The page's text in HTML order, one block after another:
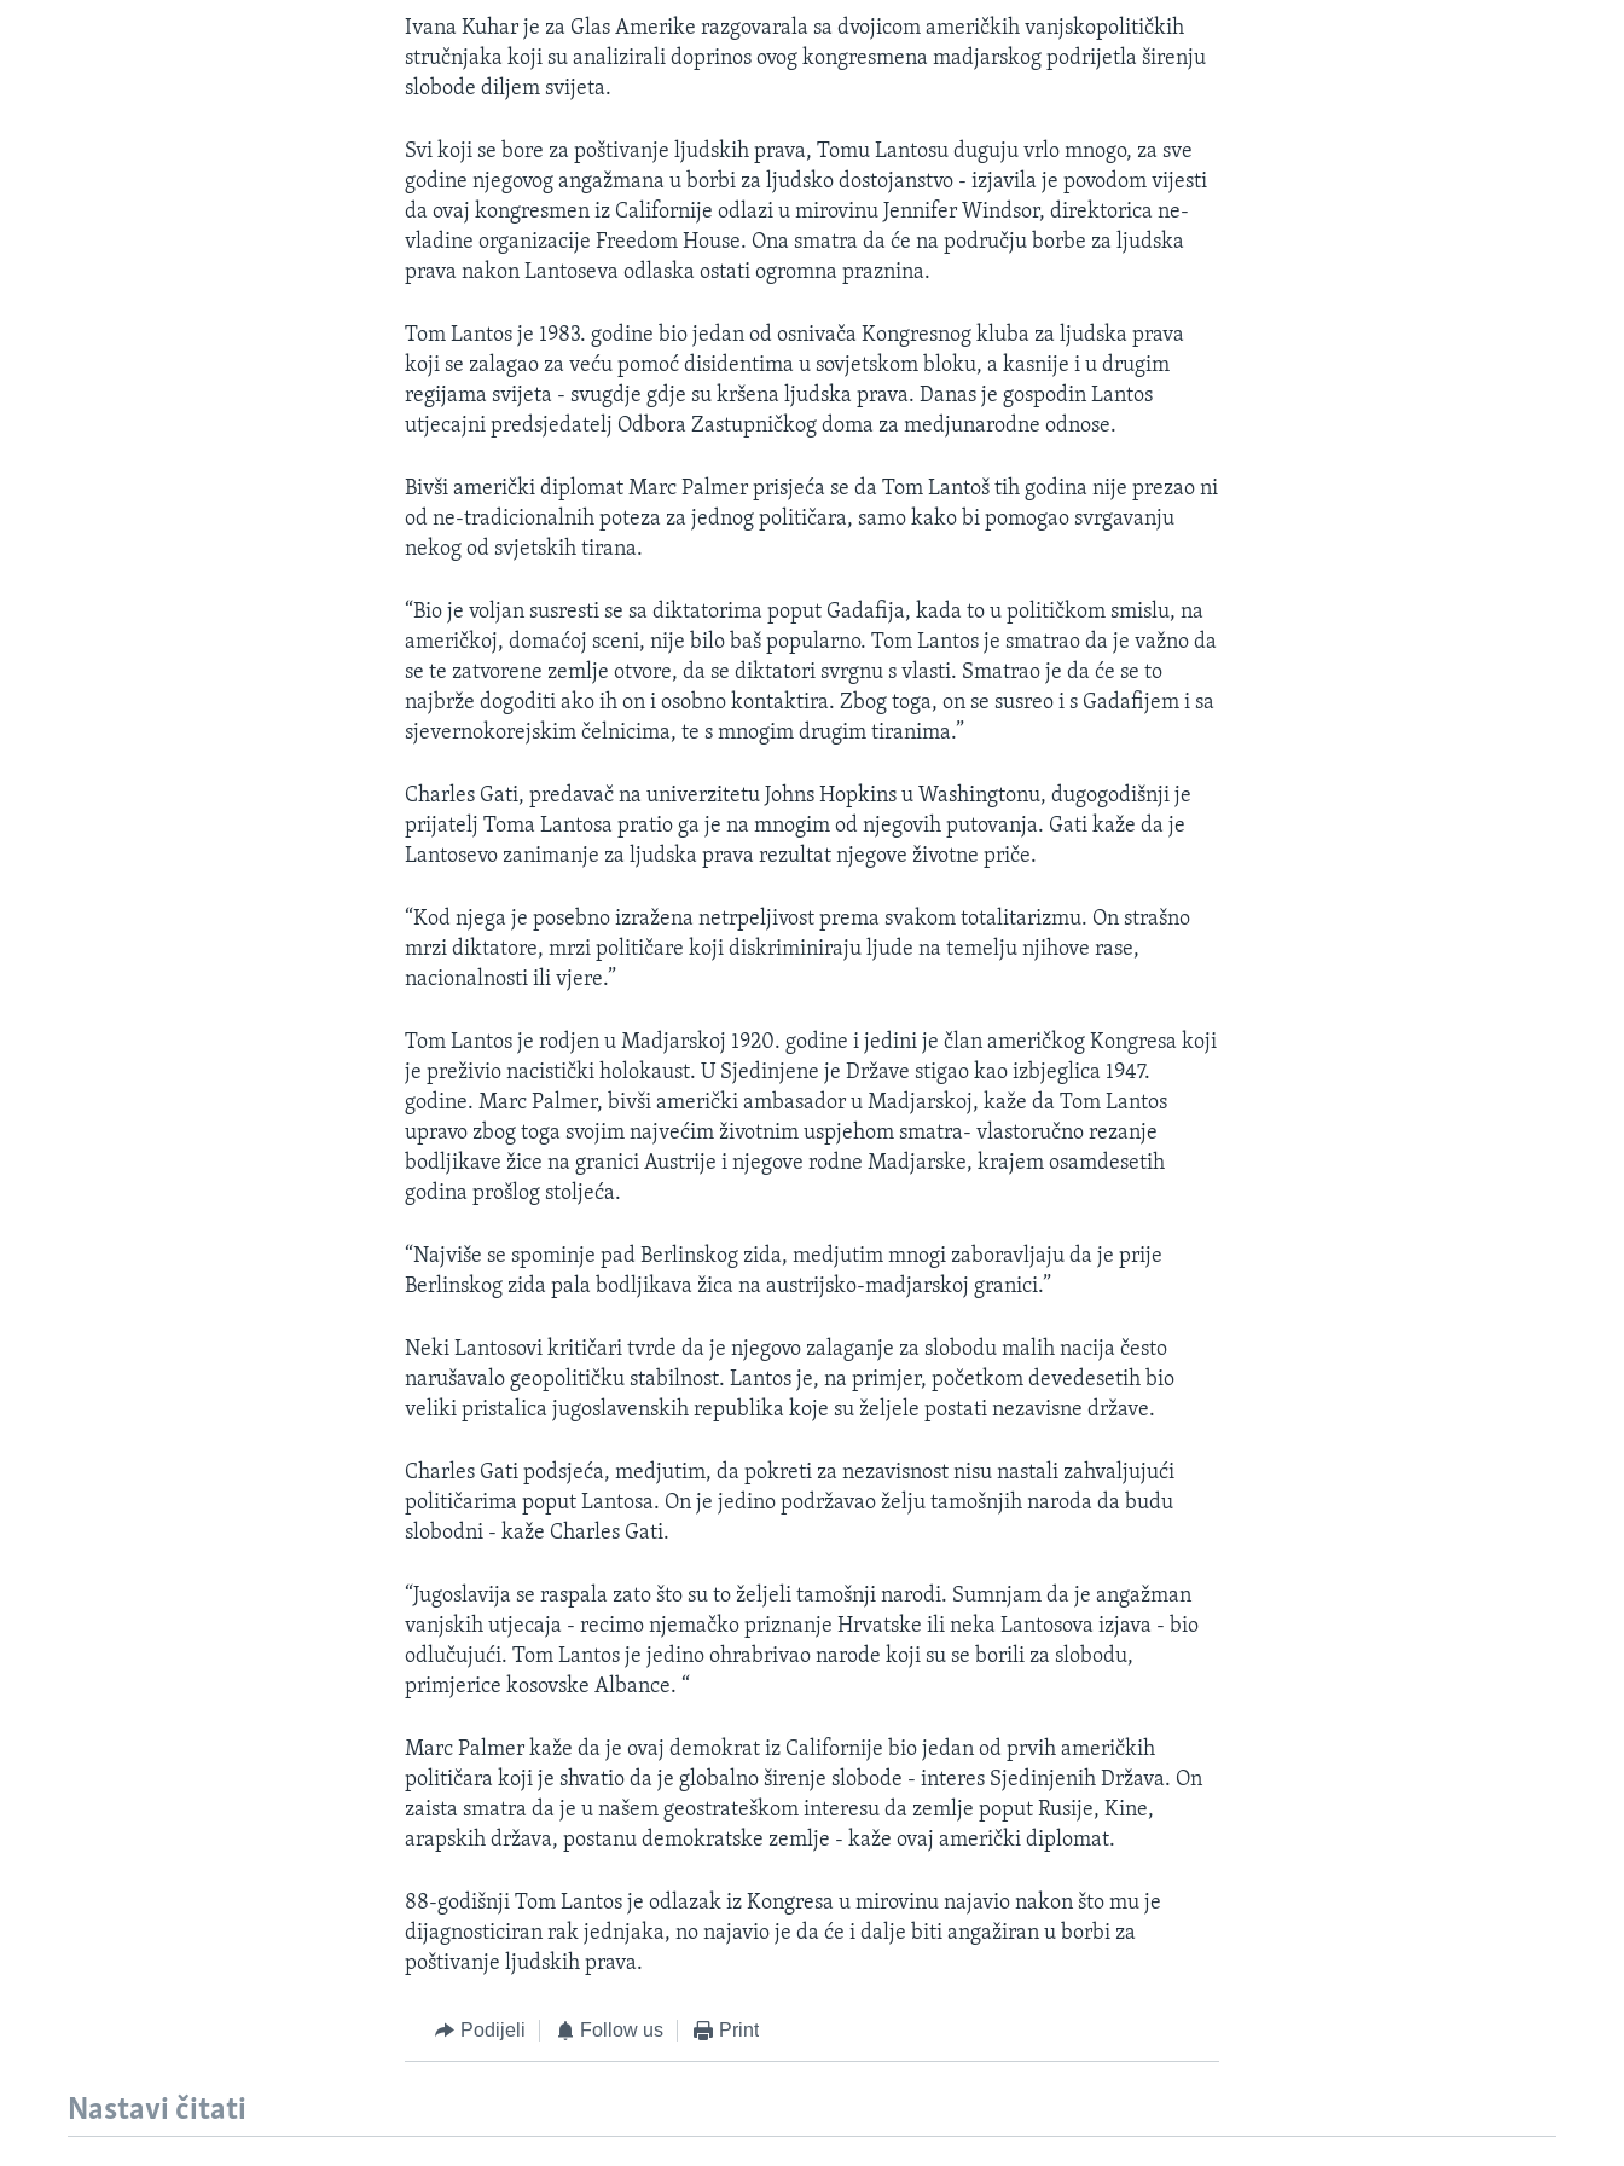
Ivana Kuhar je za Glas Amerike razgovarala sa dvojicom američkih vanjskopolitičkih
stručnjaka koji su analizirali doprinos ovog kongresmena madjarskog podrijetla širenju
slobode diljem svijeta.
Svi koji se bore za poštivanje ljudskih prava, Tomu Lantosu duguju vrlo mnogo, za sve
godine njegovog angažmana u borbi za ljudsko dostojanstvo - izjavila je povodom vijesti
da ovaj kongresmen iz Californije odlazi u mirovinu Jennifer Windsor, direktorica ne-
vladine organizacije Freedom House. Ona smatra da će na području borbe za ljudska
prava nakon Lantoseva odlaska ostati ogromna praznina.
Tom Lantos je 1983. godine bio jedan od osnivača Kongresnog kluba za ljudska prava
koji se zalagao za veću pomoć disidentima u sovjetskom bloku, a kasnije i u drugim
regijama svijeta - svugdje gdje su kršena ljudska prava. Danas je gospodin Lantos
utjecajni predsjedatelj Odbora Zastupničkog doma za medjunarodne odnose.
Bivši američki diplomat Marc Palmer prisjeća se da Tom Lantoš tih godina nije prezao ni
od ne-tradicionalnih poteza za jednog političara, samo kako bi pomogao svrgavanju
nekog od svjetskih tirana.
“Bio je voljan susresti se sa diktatorima poput Gadafija, kada to u političkom smislu, na
američkoj, domaćoj sceni, nije bilo baš popularno. Tom Lantos je smatrao da je važno da
se te zatvorene zemlje otvore, da se diktatori svrgnu s vlasti. Smatrao je da će se to
najbrže dogoditi ako ih on i osobno kontaktira. Zbog toga, on se susreo i s Gadafijem i sa
sjevernokorejskim čelnicima, te s mnogim drugim tiranima.”
Charles Gati, predavač na univerzitetu Johns Hopkins u Washingtonu, dugogodišnji je
prijatelj Toma Lantosa pratio ga je na mnogim od njegovih putovanja. Gati kaže da je
Lantosevo zanimanje za ljudska prava rezultat njegove životne priče.
“Kod njega je posebno izražena netrpeljivost prema svakom totalitarizmu. On strašno
mrzi diktatore, mrzi političare koji diskriminiraju ljude na temelju njihove rase,
nacionalnosti ili vjere.”
Tom Lantos je rodjen u Madjarskoj 1920. godine i jedini je član američkog Kongresa koji
je preživio nacistički holokaust. U Sjedinjene je Države stigao kao izbjeglica 1947.
godine. Marc Palmer, bivši američki ambasador u Madjarskoj, kaže da Tom Lantos
upravo zbog toga svojim najvećim životnim uspjehom smatra- vlastoručno rezanje
bodljikave žice na granici Austrije i njegove rodne Madjarske, krajem osamdesetih
godina prošlog stoljeća.
“Najviše se spominje pad Berlinskog zida, medjutim mnogi zaboravljaju da je prije
Berlinskog zida pala bodljikava žica na austrijsko-madjarskoj granici.”
Neki Lantosovi kritičari tvrde da je njegovo zalaganje za slobodu malih nacija često
narušavalo geopolitičku stabilnost. Lantos je, na primjer, početkom devedesetih bio
veliki pristalica jugoslavenskih republika koje su željele postati nezavisne države.
Charles Gati podsjeća, medjutim, da pokreti za nezavisnost nisu nastali zahvaljujući
političarima poput Lantosa. On je jedino podržavao želju tamošnjih naroda da budu
slobodni - kaže Charles Gati.
“Jugoslavija se raspala zato što su to željeli tamošnji narodi. Sumnjam da je angažman
vanjskih utjecaja - recimo njemačko priznanje Hrvatske ili neka Lantosova izjava - bio
odlučujući. Tom Lantos je jedino ohrabrivao narode koji su se borili za slobodu,
primjerice kosovske Albance. “
Marc Palmer kaže da je ovaj demokrat iz Californije bio jedan od prvih američkih
političara koji je shvatio da je globalno širenje slobode - interes Sjedinjenih Država. On
zaista smatra da je u našem geostrateškom interesu da zemlje poput Rusije, Kine,
arapskih država, postanu demokratske zemlje - kaže ovaj američki diplomat.
88-godišnji Tom Lantos je odlazak iz Kongresa u mirovinu najavio nakon što mu je
dijagnosticiran rak jednjaka, no najavio je da će i dalje biti angažiran u borbi za
poštivanje ljudskih prava.
Podijeli Follow us Print
Nastavi čitati